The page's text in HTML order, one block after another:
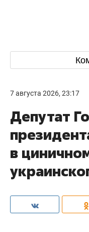
7 августа 2026, 23:17
Депутат
в